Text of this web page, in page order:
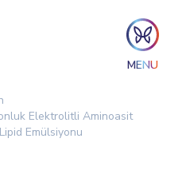
MENU
Elektrolitli Aminoasit
Emülsiyonu